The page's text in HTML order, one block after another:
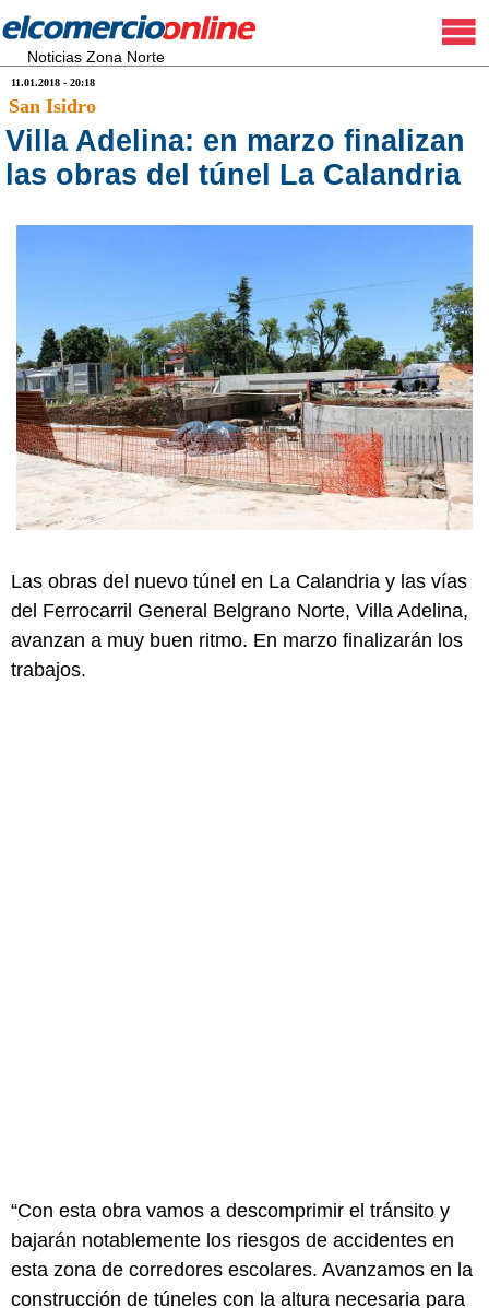
Noticias Zona Norte
11.01.2018 - 20:18
San Isidro
Villa Adelina: en marzo finalizan
las obras del túnel La Calandria
Las obras del nuevo túnel en La Calandria y las vías
del Ferrocarril General Belgrano Norte, Villa Adelina,
avanzan a muy buen ritmo. En marzo finalizarán los
trabajos.
“Con esta obra vamos a descomprimir el tránsito y
bajarán notablemente los riesgos de accidentes en
esta zona de corredores escolares. Avanzamos en la
construcción de túneles con la altura necesaria para